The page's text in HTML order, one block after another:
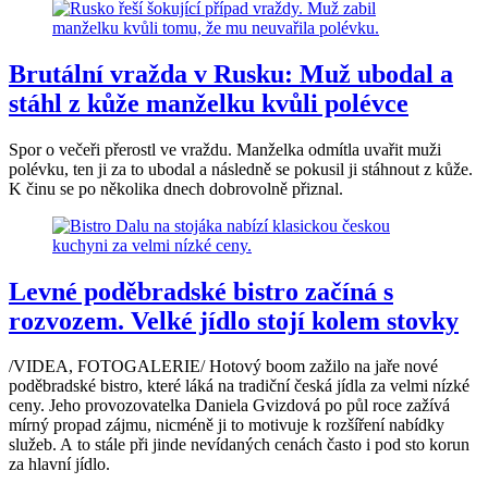
Brutální vražda v Rusku: Muž ubodal a
stáhl z kůže manželku kvůli polévce
Spor o večeři přerostl ve vraždu. Manželka odmítla uvařit muži
polévku, ten ji za to ubodal a následně se pokusil ji stáhnout z kůže.
K činu se po několika dnech dobrovolně přiznal.
Levné poděbradské bistro začíná s
rozvozem. Velké jídlo stojí kolem stovky
/VIDEA, FOTOGALERIE/ Hotový boom zažilo na jaře nové
poděbradské bistro, které láká na tradiční česká jídla za velmi nízké
ceny. Jeho provozovatelka Daniela Gvizdová po půl roce zažívá
mírný propad zájmu, nicméně ji to motivuje k rozšíření nabídky
služeb. A to stále při jinde nevídaných cenách často i pod sto korun
za hlavní jídlo.